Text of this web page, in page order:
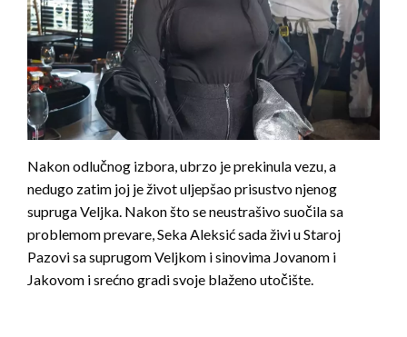
Nakon odlučnog izbora, ubrzo je prekinula vezu, a
nedugo zatim joj je život uljepšao prisustvo njenog
supruga Veljka. Nakon što se neustrašivo suočila sa
problemom prevare, Seka Aleksić sada živi u Staroj
Pazovi sa suprugom Veljkom i sinovima Jovanom i
Jakovom i srećno gradi svoje blaženo utočište.